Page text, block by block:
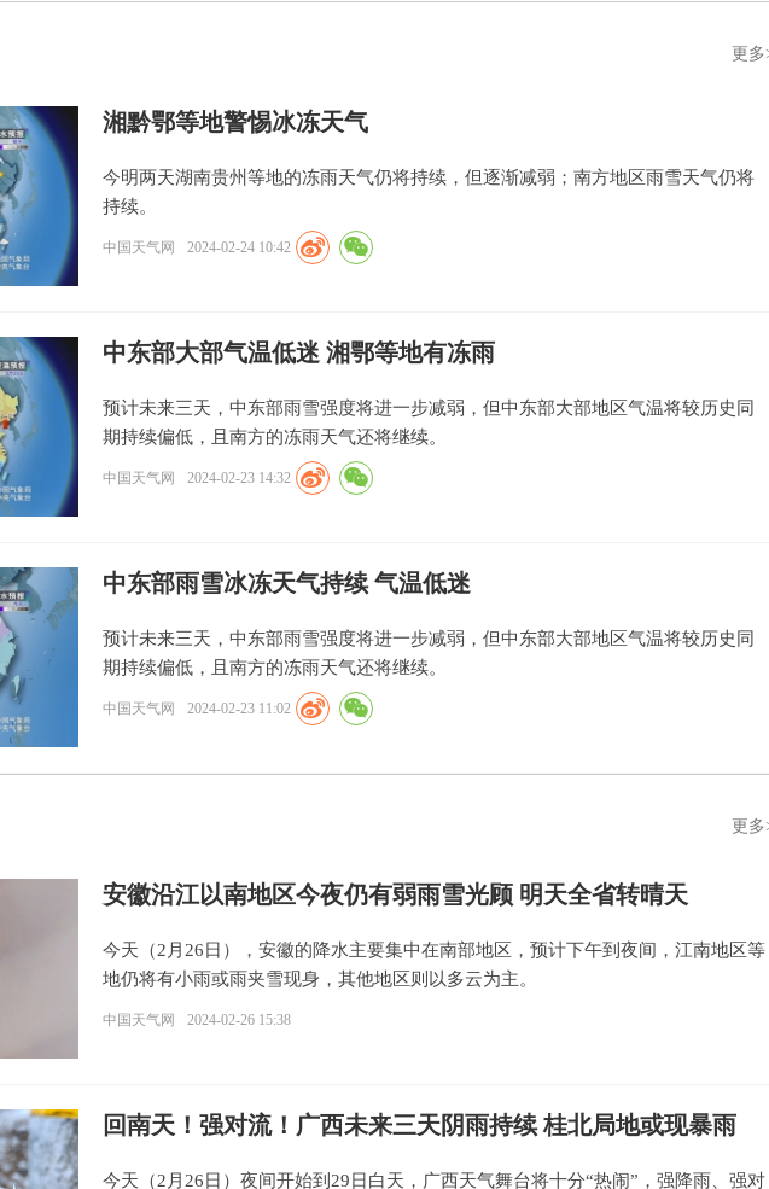
更多
湘黔鄂等地警惕冰冻天气
今明两天湖南贵州等地的冻雨天气仍将持续，但逐渐减弱；南方地区雨雪天气仍将
持续。
中国天气网 2024-02-24 10:42
中东部大部气温低迷 湘鄂等地有冻雨
预计未来三天，中东部雨雪强度将进一步减弱，但中东部大部地区气温将较历史同
期持续偏低，且南方的冻雨天气还将继续。
中国天气网 2024-02-23 14:32
中东部雨雪冰冻天气持续 气温低迷
预计未来三天，中东部雨雪强度将进一步减弱，但中东部大部地区气温将较历史同
期持续偏低，且南方的冻雨天气还将继续。
中国天气网 2024-02-23 11:02
更多
安徽沿江以南地区今夜仍有弱雨雪光顾 明天全省转晴天
今天（2月26日），安徽的降水主要集中在南部地区，预计下午到夜间，江南地区等
地仍将有小雨或雨夹雪现身，其他地区则以多云为主。
中国天气网 2024-02-26 15:38
回南天！强对流！广西未来三天阴雨持续 桂北局地或现暴雨
今天（2月26日）夜间开始到29日白天，广西天气舞台将十分“热闹”，强降雨、强对